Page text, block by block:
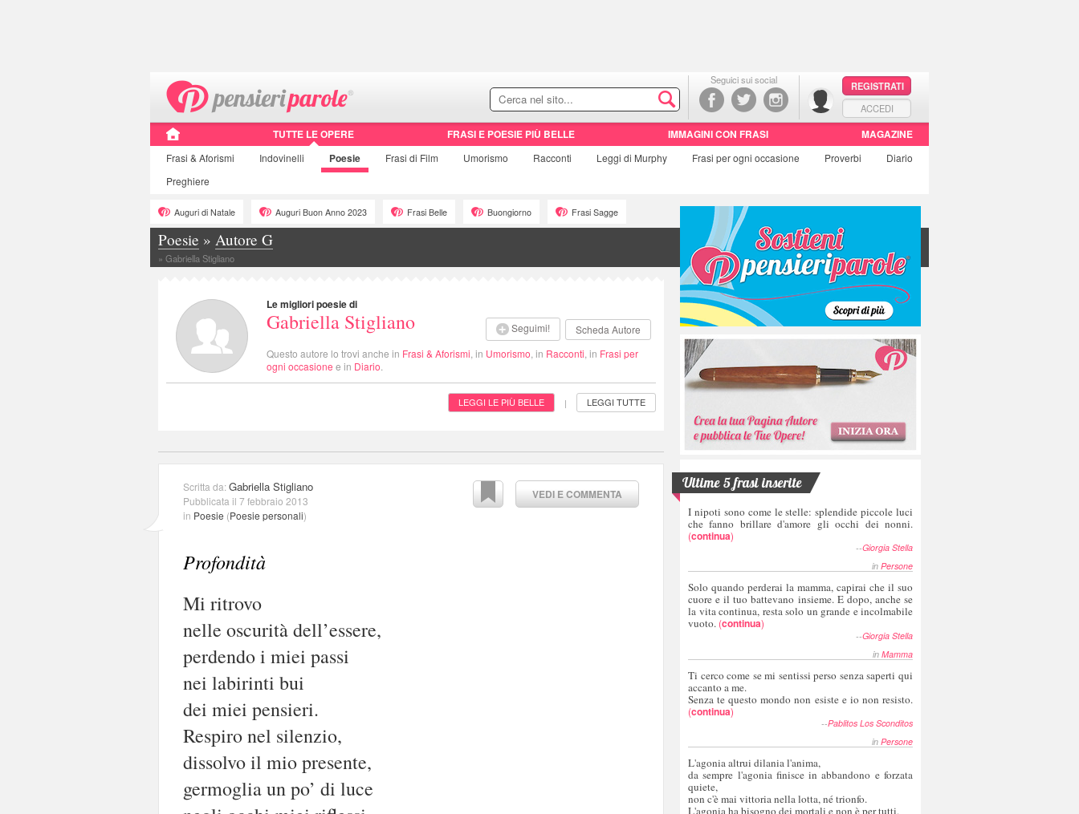
Seguici sui social
REGISTRATI
ACCEDI
TUTTE LE OPERE FRASI E POESIE PIÙ BELLE IMMAGINI CON FRASI MAGAZINE
Frasi & Aforismi Indovinelli Poesie Frasi di Film Umorismo Racconti Leggi di Murphy Frasi per ogni occasione Proverbi
Diario
Preghiere
Auguri di Natale Auguri Buon Anno 2023 Frasi Belle Buongiorno Frasi Sagge
Poesie » Autore G
» Gabriella Stigliano
Seguimi! Scheda Autore
Le migliori poesie di
Gabriella Stigliano
Questo autore lo trovi anche in Frasi & Aforismi , in Umorismo , in Racconti , in Frasi per
ogni occasione e in Diario
LEGGI LE PIÙ BELLE | LEGGI TUTTE
VEDI E COMMENTA
Scritta da:Gabriella Stigliano
Pubblicata il 7 febbraio 2013
in Poesie (Poesie personali)
Profondità
Mi ritrovo
nelle oscurità dell’essere,
perdendo i miei passi
nei labirinti bui
dei miei pensieri.
Respiro nel silenzio,
dissolvo il mio presente,
germoglia un po’ di luce
Ultime 5 frasi inserite
I nipoti sono come le stelle: splendide piccole luci
che fanno brillare d'amore gli occhi dei nonni.
(continua)
--Giorgia Stella
in Persone
Solo quando perderai la mamma, capirai che il suo
cuore e il tuo battevano insieme. E dopo, anche se
la vita continua, resta solo un grande e incolmabile
vuoto. (continua)
--Giorgia Stella
in Mamma
Ti cerco come se mi sentissi perso senza saperti qui
accanto a me.
Senza te questo mondo non esiste e io non resisto.
(continua)
--Pablitos Los Sconditos
in Persone
L'agonia altrui dilania l'anima,
da sempre l'agonia finisce in abbandono e forzata
quiete,
non c'è mai vittoria nella lotta, né trionfo.
L'agonia ha bisogno dei mortali e non è per tutti,